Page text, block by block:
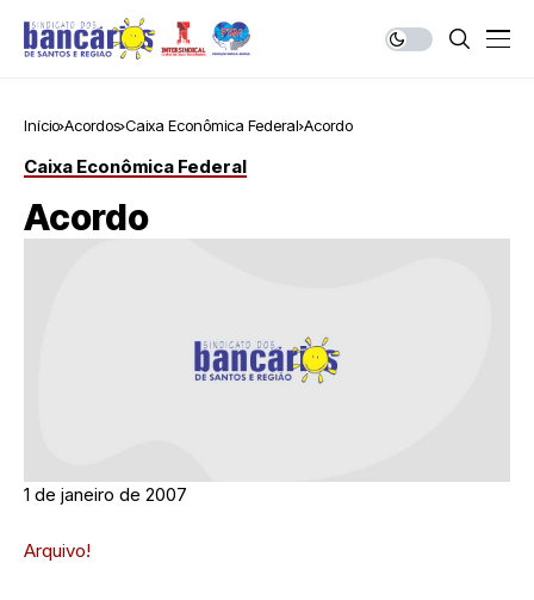
Início Acordos Caixa Econômica Federal Acordo
Caixa Econômica Federal
Acordo
1 de janeiro de 2007
Arquivo!